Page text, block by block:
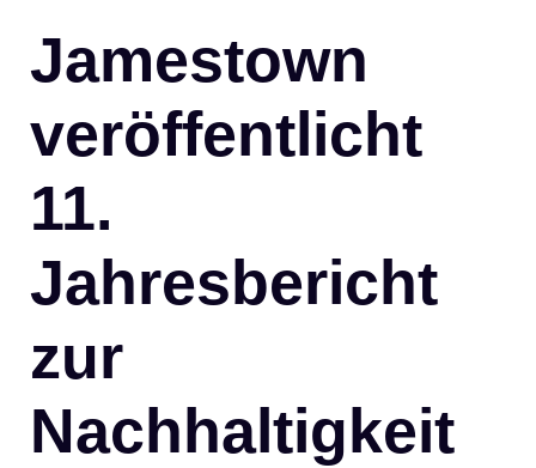
Jamestown
veröffentlicht
11.
Jahresbericht
zur
Nachhaltigkeit